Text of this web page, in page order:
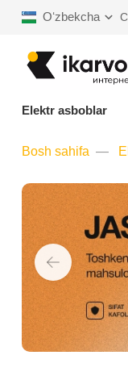
Oʻzbekcha
Elektr asboblar
Bosh sahifa